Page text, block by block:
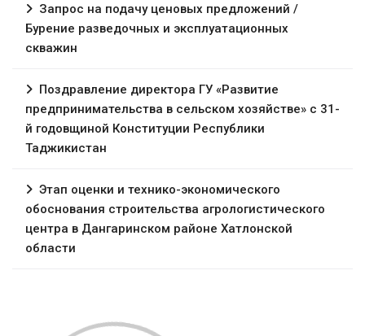
Запрос на подачу ценовых предложений /
Бурение разведочных и эксплуатационных
скважин
Поздравление директора ГУ «Развитие
предпринимательства в сельском хозяйстве» с 31-
й годовщиной Конституции Республики
Таджикистан
Этап оценки и технико-экономического
обоснования строительства агрологистического
центра в Дангаринском районе Хатлонской
области